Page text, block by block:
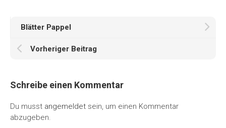
Blätter Pappel
Vorheriger Beitrag
Schreibe einen Kommentar
Du musst angemeldet sein, um einen Kommentar
abzugeben.